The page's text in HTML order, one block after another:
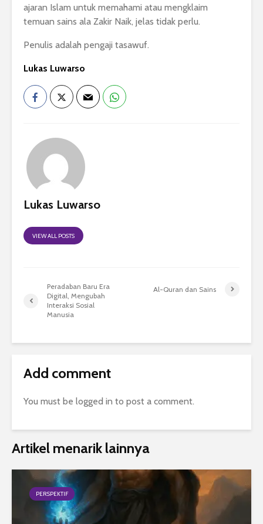
ajaran Islam untuk memahami atau mengklaim
temuan sains ala Zakir Naik, jelas tidak perlu.
Penulis adalah pengaji tasawuf.
Lukas Luwarso
Lukas Luwarso
VIEW ALL POSTS
Peradaban Baru Era
Digital, Mengubah
Interaksi Sosial
Manusia
Al-Quran dan Sains
Add comment
You must be logged in to post a comment.
Artikel menarik lainnya
PERSPEKTIF